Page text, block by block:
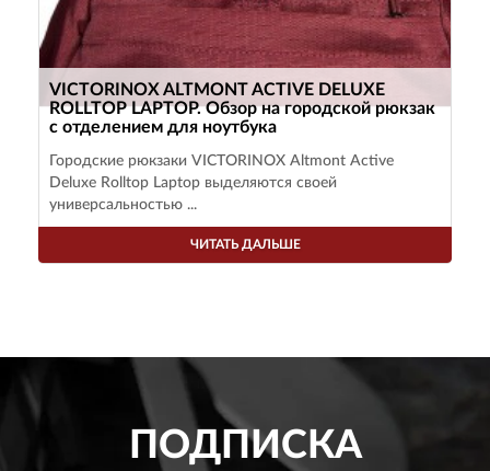
VICTORINOX ALTMONT ACTIVE DELUXE
ROLLTOP LAPTOP. Обзор на городской рюкзак
с отделением для ноутбука
Городские рюкзаки VICTORINOX Altmont Active
Deluxe Rolltop Laptop выделяются своей
универсальностью ...
ЧИТАТЬ ДАЛЬШЕ
ПОДПИСКА